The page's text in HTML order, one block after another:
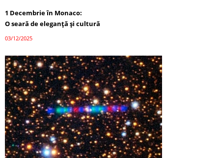
1 Decembrie în Monaco:
O seară de eleganță și cultură
03/12/2025